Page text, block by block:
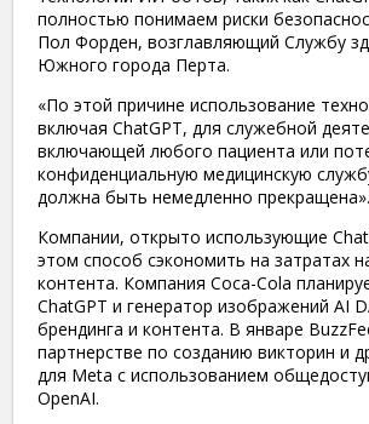
полностью понимаем риски
Пол Форден, возглавляющий Службу
Южного города Перта.
«По этой причине использование
включая ChatGPT, для служебной
включающей любого пациента или
конфиденциальную медицинскую
должна быть немедленно прекращена».
Компании, открыто использующие
этом способ сэкономить на затратах
контента. Компания Coca-Cola
ChatGPT и генератор изображений AI
брендинга и контента. В январе
партнерстве по созданию викторин и
для Meta с использованием
OpenAI.